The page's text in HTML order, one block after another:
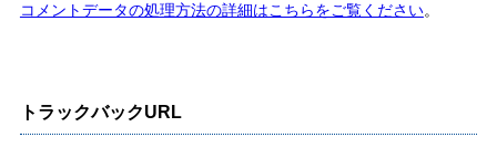
コメントデータの処理方法の詳細はこちらをご覧ください。
トラックバックURL